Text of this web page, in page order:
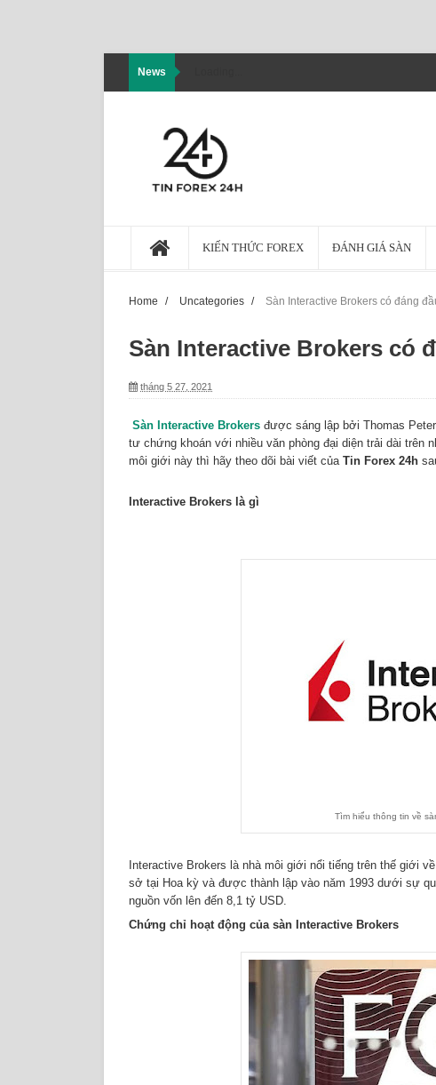
News
KIẾN THỨC FOREX ĐÁNH GIÁ SÀN
Home / Uncategories / Sàn Interactive Brokers có đáng
Sàn Interactive Brokers có
tháng 5 27, 2021
Sàn Interactive Brokers được sáng lập bởi Thomas
tư chứng khoán với nhiều văn phòng đại diện trải dài trên
môi giới này thì hãy theo dõi bài viết của Tin Forex 24h
Interactive Brokers là gì
Tìm hiểu thông tin về
Interactive Brokers là nhà môi giới nổi tiếng trên thế giới
sở tại Hoa kỳ và được thành lập vào năm 1993 dưới sự
nguồn vốn lên đến 8,1 tỷ USD.
Chứng chỉ hoạt động của sàn Interactive Brokers